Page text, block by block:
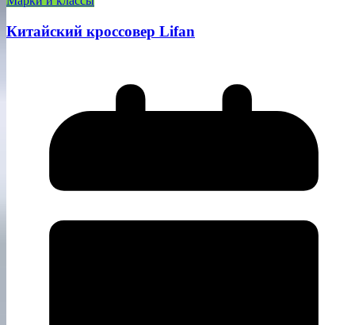
Китайский кроссовер Lifan